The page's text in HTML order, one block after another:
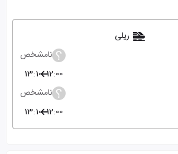
ریلی
نامشخص
12:00
13:10
نامشخص
12:00
13:10